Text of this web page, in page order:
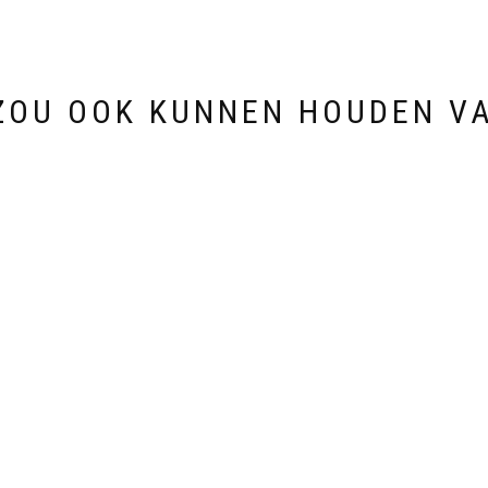
OOK KUNNEN HOUDEN